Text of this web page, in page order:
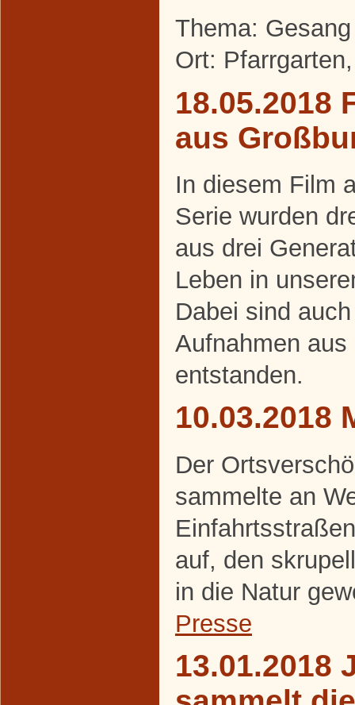
Thema:
Ort:
18.05.2018
aus
In diesem Film
Serie wurden
aus drei
Leben in
Dabei sind
Aufnahmen
entstanden.
10.03.2018
Der
sammelte an
auf, den
in die Natur
Presse
13.01.2018